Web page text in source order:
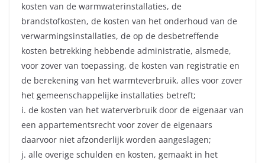
kosten van de warmwaterinstallaties, de
brandstofkosten, de kosten van het onderhoud van de
verwarmingsinstallaties, de op de desbetreffende
kosten betrekking hebbende administratie, alsmede,
voor zover van toepassing, de kosten van registratie en
de berekening van het warmteverbruik, alles voor zover
het gemeenschappelijke installaties betreft;
i. de kosten van het waterverbruik door de eigenaar van
een appartementsrecht voor zover de eigenaars
daarvoor niet afzonderlijk worden aangeslagen;
j. alle overige schulden en kosten, gemaakt in het